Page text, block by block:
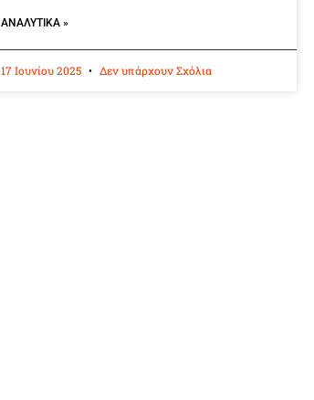
ΑΝΑΛΥΤΙΚΆ »
17 Ιουνίου 2025 Δεν υπάρχουν Σχόλια